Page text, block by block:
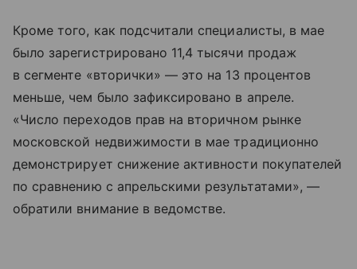
Кроме того, как подсчитали специалисты, в мае
было зарегистрировано 11,4 тысячи продаж
в сегменте «вторички» — это на 13 процентов
меньше, чем было зафиксировано в апреле.
«Число переходов прав на вторичном рынке
московской недвижимости в мае традиционно
демонстрирует снижение активности покупателей
по сравнению с апрельскими результатами», —
обратили внимание в ведомстве.